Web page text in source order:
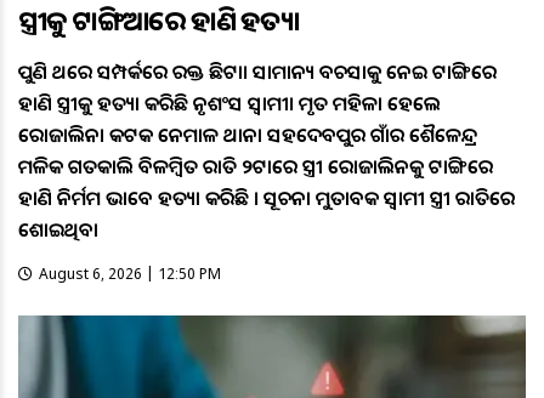
ସ୍ତ୍ରୀକୁ ଟାଙ୍ଗିଆରେ ହାଣି ହତ୍ୟା
ପୁଣି ଥରେ ସମ୍ପର୍କରେ ରକ୍ତ ଛିଟା। ସାମାନ୍ୟ ବଚସାକୁ ନେଇ ଟାଙ୍ଗିଆରେ
ହାଣି ସ୍ତ୍ରୀକୁ ହତ୍ୟା କରିଛି ନୃଶଂସ ସ୍ବାମୀ। ମୃତ ମହିଳା ହେଲେ
ରୋଜାଲିନ। କଟକ ନେମାଳ ଥାନା ସହଦେବପୁର ଗାଁର ଶୈଳେନ୍ଦ୍ର
ମଳିକ ଗତକାଲି ବିଳମ୍ବିତ ରାତି ୨ଟାରେ ସ୍ତ୍ରୀ ରୋଜାଲିନକୁ ଟାଙ୍ଗିଆରେ
ହାଣି ନିର୍ମମ ଭାବେ ହତ୍ୟା କରିଛି । ସୂଚନା ମୁତାବକ ସ୍ୱାମୀ ସ୍ତ୍ରୀ ରାତିରେ
ଶୋଇଥିବା
August 6, 2026 | 12:50 PM